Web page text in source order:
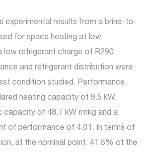
experimental results from a brine-to-
for space heating at low
low refrigerant charge of R290
and refrigerant distribution were
condition studied. Performance
heating capacity of 9.5 kW,
capacity of 48.7 kW rmkg and a
of performance of 4.01. In terms of
at the nominal point, 41.5% of the